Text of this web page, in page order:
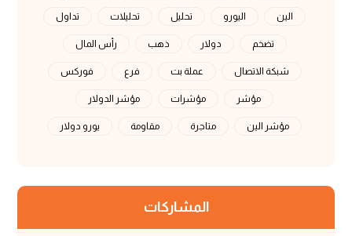
الين اليورو تحليل تحليلات تداول
تضخم دولار ذهب رأس المال
شبكة الاتصال عملة بت فرع فوركس
مؤشر مؤشرات مؤشر الدولار
مؤشر الين متاجرة مقاومة يورو دولار
المشاركات